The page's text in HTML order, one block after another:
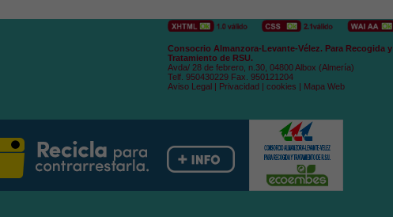
Consocrio Almanzora-Levante-Vélez. Para Recogida y
Tratamiento de RSU.
Avda/ 28 de febrero, n.30, 04800 Albox (Almería)
Telf. 950430229 Fax. 950121204
Aviso Legal | Privacidad | cookies | Mapa Web